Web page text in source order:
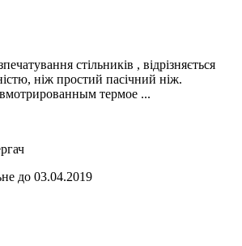
стільників , відрізняється
ніж простий пасічний ніж.
вмотрированным термое ...
до 03.04.2019